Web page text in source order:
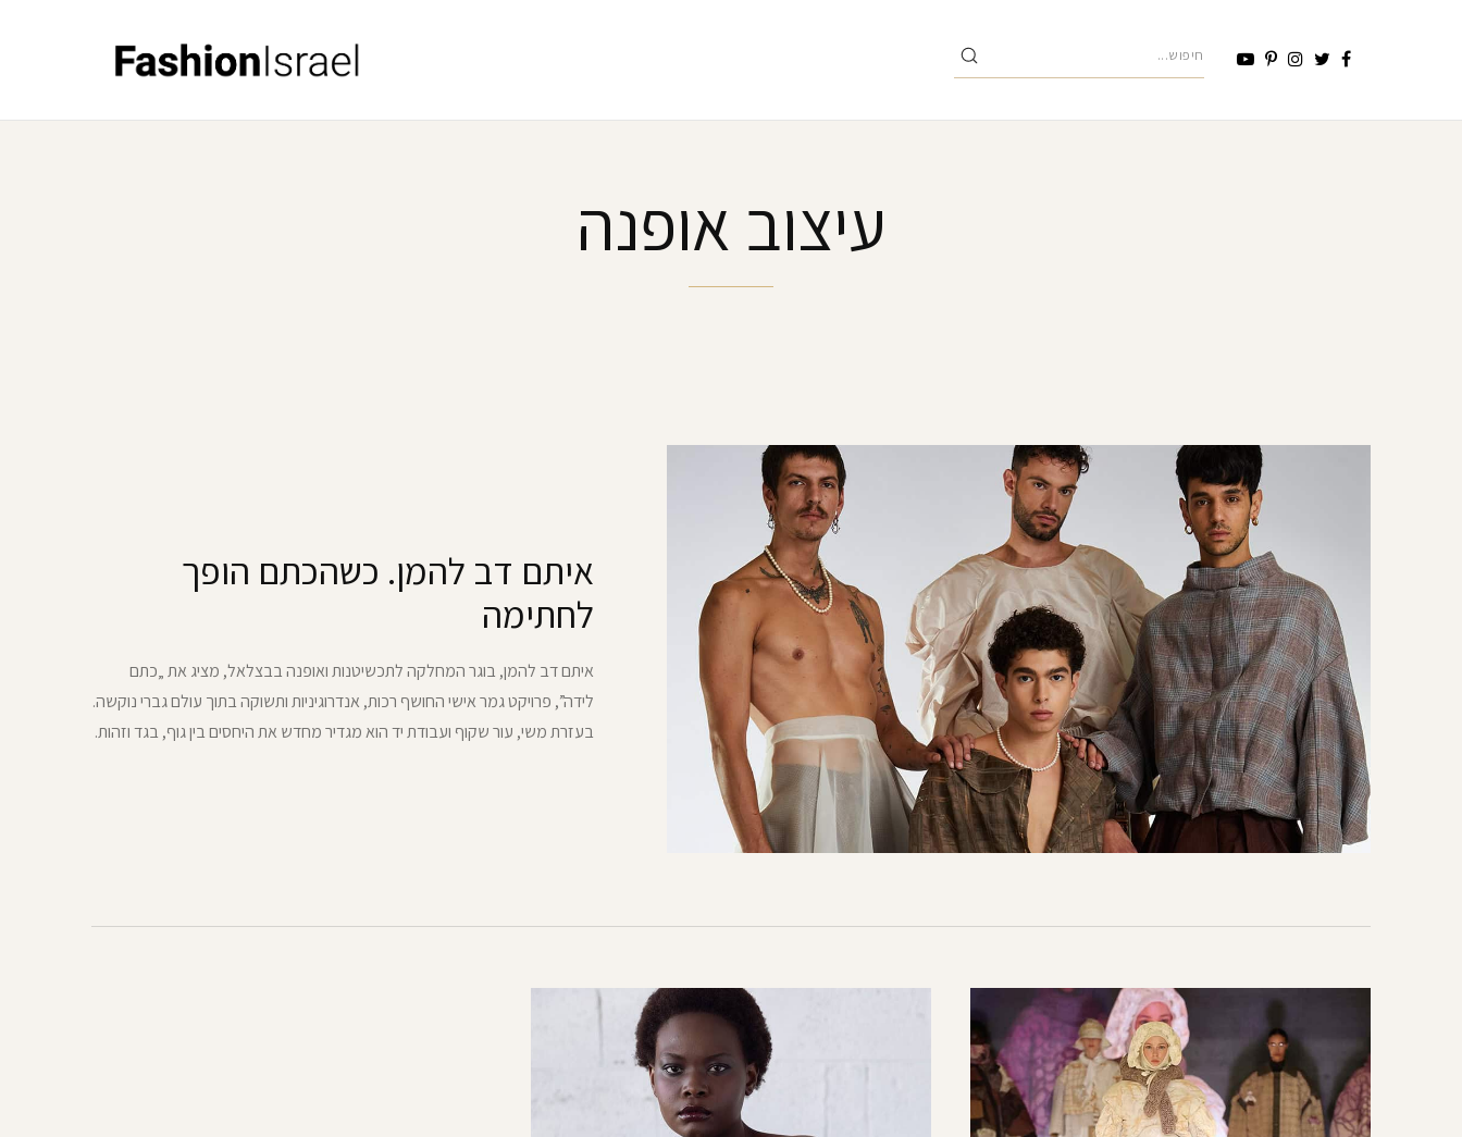
עיצוב אופנה
איתם דב להמן. כשהכתם הופך
לחתימה
איתם דב להמן, בוגר המחלקה לתכשיטנות ואופנה בבצלאל, מציג את „כתם
לידה”, פרויקט גמר אישי החושף רכות, אנדרוגיניות ותשוקה בתוך עולם גברי נוקשה.
בעזרת משי, עור שקוף ועבודת יד הוא מגדיר מחדש את היחסים בין גוף, בגד וזהות.